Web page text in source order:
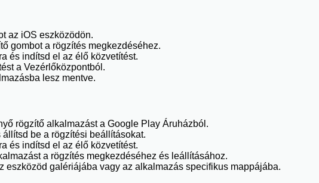
az iOS eszközödön.
gombot a rögzítés megkezdéséhez.
és indítsd el az élő közvetítést.
a Vezérlőközpontból.
lesz mentve.
rögzítő alkalmazást a Google Play Áruházból.
be a rögzítési beállításokat.
és indítsd el az élő közvetítést.
a rögzítés megkezdéséhez és leállításához.
eszközöd galériájába vagy az alkalmazás specifikus mappájába.